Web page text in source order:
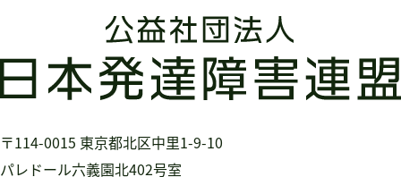
〒114-0015 東京都北区中里1-9-10
パレドール六義園北402号室